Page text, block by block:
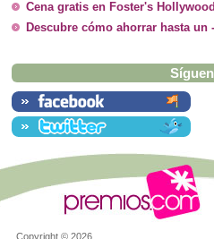
Cena gratis en Foster's
Descubre cómo ahorrar hasta un
Copyright © 2026.